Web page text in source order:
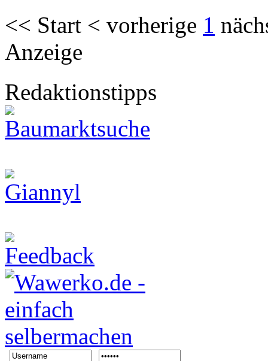
<< Start < vorherige 1
Anzeige
Redaktionstipps